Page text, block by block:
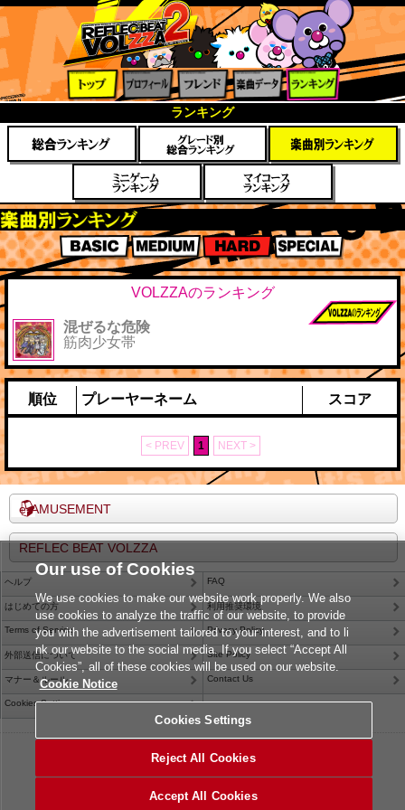
ィール
フレン
ド
楽曲デ
ータ
ング
ランキング
楽曲別スコアランキング
BASIC MEDIUM HARD SPECIAL
VOLZZAのランキング
混ぜるな危険
筋肉少女帯
順位 プレーヤーネーム スコア
< PREV 1 NEXT >
e-AMUSEMENT
REFLEC BEAT VOLZZA
ヘルプ FAQ
はじめての方 利用推奨環境
Terms of Service Privacy Policy
外部送信について Site Policy
マナー＆ルール Contact Us
Cookies Settings
Our use of Cookies
We use cookies to make our website work properly. We also
use cookies to analyze the traffic of our website, to provide
you with the advertisement tailored to your interest, and to li
nk our website to the social media. If you select “Accept All
Cookies”, all of these cookies will be used on our website.
Cookie Notice
Cookies Settings
Reject All Cookies
Accept All Cookies